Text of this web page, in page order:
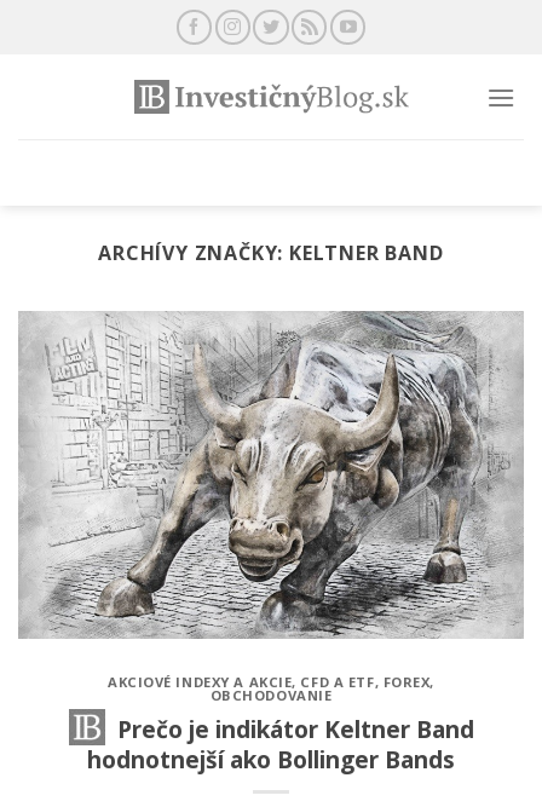
ARCHÍVY ZNAČKY: KELTNER BAND
AKCIOVÉ INDEXY A AKCIE, CFD A ETF, FOREX,
OBCHODOVANIE
Prečo je indikátor Keltner Band
hodnotnejší ako Bollinger Bands